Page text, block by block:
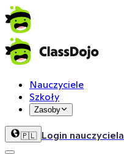
Nauczyciele
Szkoły
Zasoby
🇵🇱 Login nauczyciela